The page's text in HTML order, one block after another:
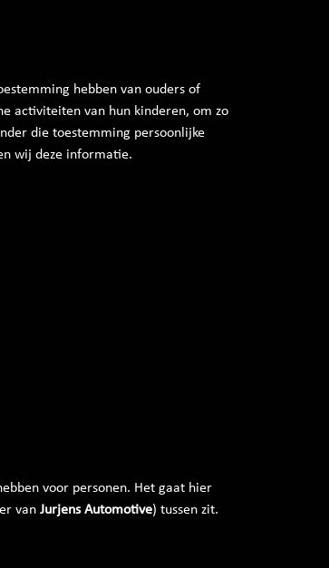
hebben van ouders of
activiteiten van hun kinderen, om zo
die toestemming persoonlijke
wij deze informatie.
voor personen. Het gaat hier
van Jurjens Automotive) tussen zit.